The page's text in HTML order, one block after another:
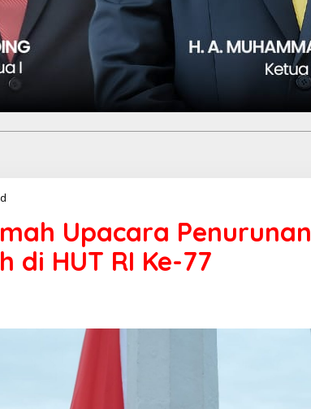
Upacara
Penurunan
Bendera
Merah
RI
Upacara
di HUT RI Ke-77